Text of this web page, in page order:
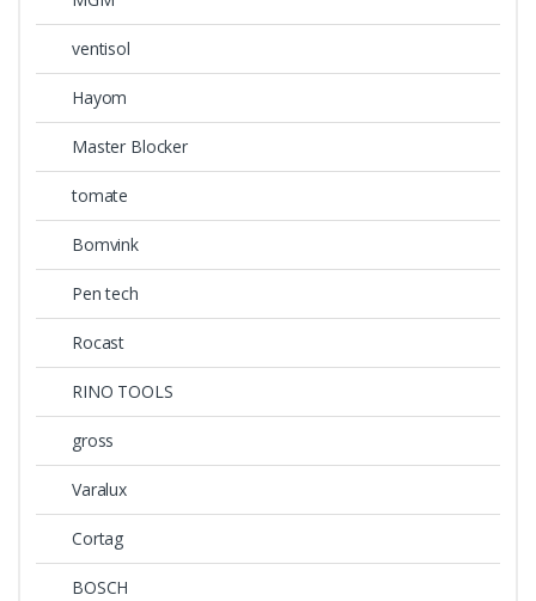
ventisol
Hayom
Master Blocker
tomate
Bomvink
Pen tech
Rocast
RINO TOOLS
gross
Varalux
Cortag
BOSCH